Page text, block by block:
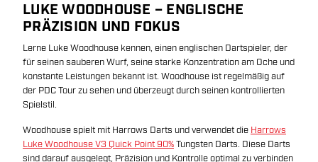
LUKE WOODHOUSE – ENGLISCHE
PRÄZISION UND FOKUS
Lerne Luke Woodhouse kennen, einen englischen Dartspieler, der
für seinen sauberen Wurf, seine starke Konzentration am Oche und
konstante Leistungen bekannt ist. Woodhouse ist regelmäßig auf
der PDC Tour zu sehen und überzeugt durch seinen kontrollierten
Spielstil.
Woodhouse spielt mit Harrows Darts und verwendet die Harrows
Luke Woodhouse V3 Quick Point 90%Tungsten Darts. Diese Darts
sind darauf ausgelegt, Präzision und Kontrolle optimal zu verbinden